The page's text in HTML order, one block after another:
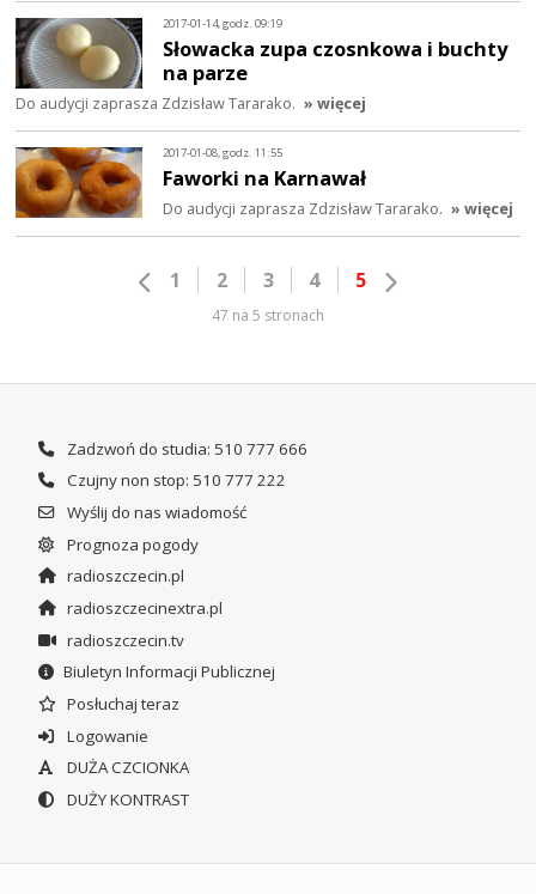
2017-01-14, godz. 09:19
Słowacka zupa czosnkowa i buchty
na parze
Do audycji zaprasza Zdzisław Tararako. » więcej
2017-01-08, godz. 11:55
Faworki na Karnawał
Do audycji zaprasza Zdzisław Tararako. » więcej
1 2 3 4 5
47 na 5 stronach
Zadzwoń do studia: 510 777 666
Czujny non stop: 510 777 222
Wyślij do nas wiadomość
Prognoza pogody
radioszczecin.pl
radioszczecinextra.pl
radioszczecin.tv
Biuletyn Informacji Publicznej
Posłuchaj teraz
Logowanie
DUŻA CZCIONKA
DUŻY KONTRAST